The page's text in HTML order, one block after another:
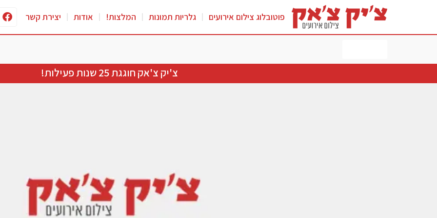
פוטובלוג צילום אירועים גלריות תמונות המלצות! אודות יצירת קשר
צ'יק צ'אק חוגגת 25 שנות פעילות!